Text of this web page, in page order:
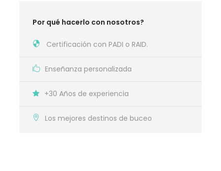
Por qué hacerlo con nosotros?
Certificación con PADI o RAID.
Enseñanza personalizada
+30 Años de experiencia
Los mejores destinos de buceo